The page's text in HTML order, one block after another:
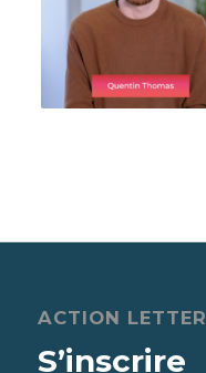
ACTION LETTER
S’inscrire